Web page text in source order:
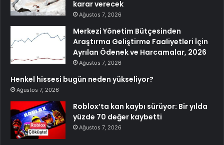
karar verecek
Ağustos 7, 2026
Merkezi Yönetim Bütçesinden
Araştırma Geliştirme Faaliyetleri İçin
Ayrılan Ödenek ve Harcamalar, 2026
Ağustos 7, 2026
Henkel hissesi bugün neden yükseliyor?
Ağustos 7, 2026
Roblox’ta kan kaybı sürüyor: Bir yılda
yüzde 70 değer kaybetti
Ağustos 7, 2026